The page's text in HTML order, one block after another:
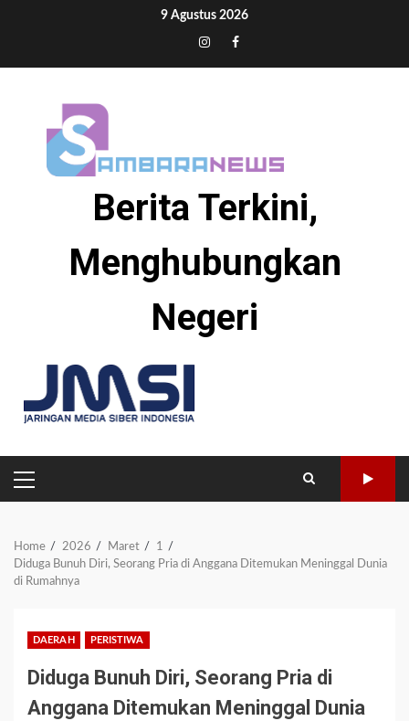
9 Agustus 2026
Tiktok
InstagramFacebook
Berita Terkini,
Menghubungkan
Negeri
PRIMARY
MENU
Home 2026 Maret
1
Diduga Bunuh Diri, Seorang Pria di Anggana Ditemukan Meninggal Dunia
di Rumahnya
DAERAH PERISTIWA
Diduga Bunuh Diri, Seorang Pria di
Anggana Ditemukan Meninggal Dunia